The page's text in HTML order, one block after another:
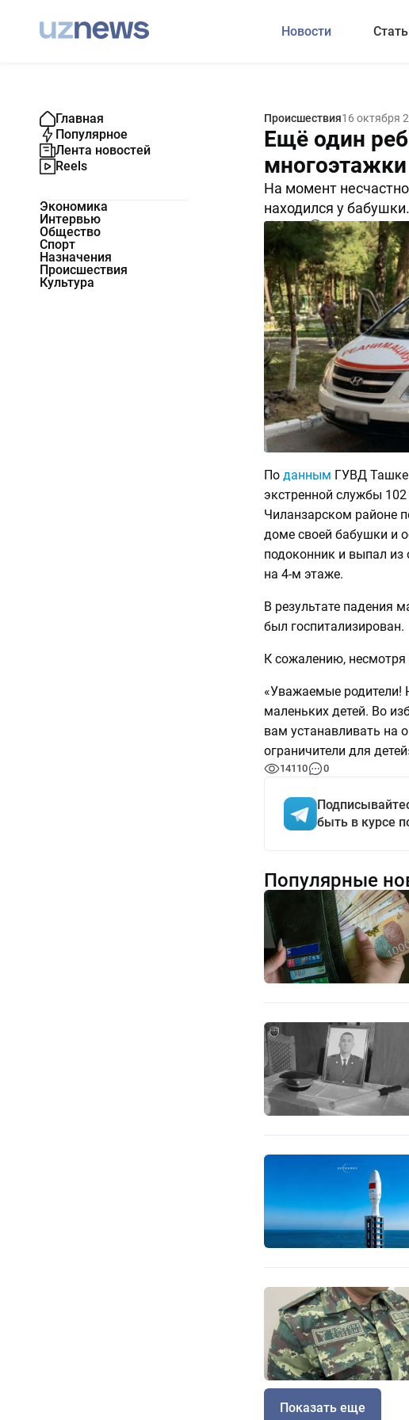
Новости
Главная
Популярное
Лента новостей
Reels
Экономика
Интервью
Общество
Спорт
Назначения
Происшествия
Культура
Происшествия16 октября
Ещё один
На момент
находился у бабушки.
14110 0
По данным ГУВД
экстренной службы
Чиланзарском районе
доме своей бабушки и
подоконник и выпал из
на 4-м этаже.
В результате падения
был госпитализирован.
К сожалению, несмотря
«Уважаемые родители!
маленьких детей. Во
вам устанавливать на
ограничители для
14110 0
быть в курсе
Популярные
Показать еще